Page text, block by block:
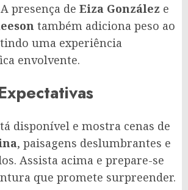
presença de Eiza González e
também adiciona peso ao
uma experiência
envolvente.
disponível e mostra cenas de
, paisagens deslumbrantes e
Assista acima e prepare-se
que promete surpreender.